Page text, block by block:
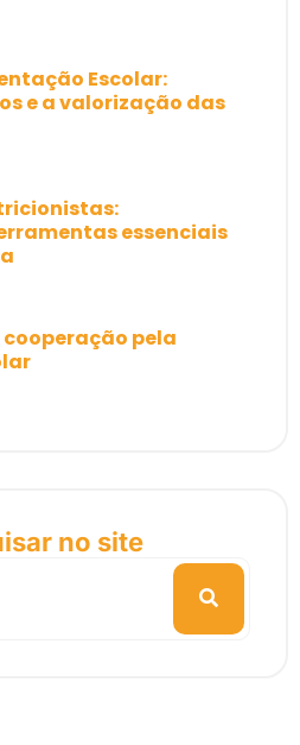
Escolar:
e a valorização das
essenciais
cooperação pela
no site